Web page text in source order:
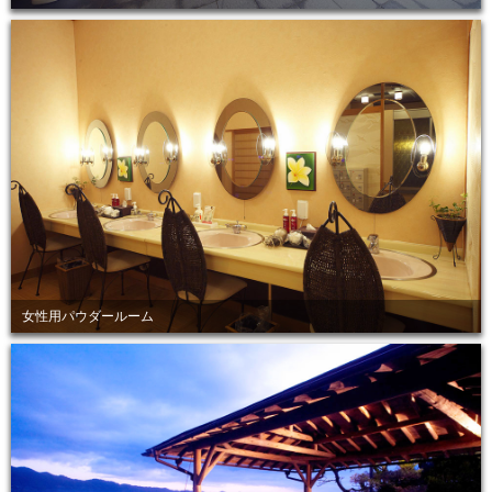
女性用パウダールーム